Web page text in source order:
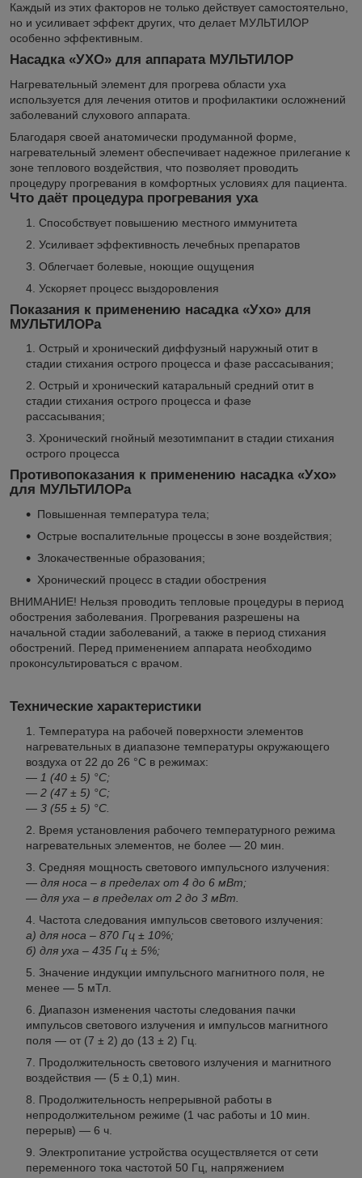
Каждый из этих факторов не только действует самостоятельно,
но и усиливает эффект других, что делает МУЛЬТИЛОР
особенно эффективным.
Насадка «УХО» для аппарата МУЛЬТИЛОР
Нагревательный элемент для прогрева области уха
используется для лечения отитов и профилактики осложнений
заболеваний слухового аппарата.
Благодаря своей анатомически продуманной форме,
нагревательный элемент обеспечивает надежное прилегание к
зоне теплового воздействия, что позволяет проводить
процедуру прогревания в комфортных условиях для пациента.
Что даёт процедура прогревания уха
Способствует повышению местного иммунитета
Усиливает эффективность лечебных препаратов
Облегчает болевые, ноющие ощущения
Ускоряет процесс выздоровления
Показания к применению насадка «Ухо» для
МУЛЬТИЛОРа
Острый и хронический диффузный наружный отит в
стадии стихания острого процесса и фазе рассасывания;
Острый и хронический катаральный средний отит в
стадии стихания острого процесса и фазе
рассасывания;
Хронический гнойный мезотимпанит в стадии стихания
острого процесса
Противопоказания к применению насадка «Ухо»
для МУЛЬТИЛОРа
Повышенная температура тела;
Острые воспалительные процессы в зоне воздействия;
Злокачественные образования;
Хронический процесс в стадии обострения
ВНИМАНИЕ! Нельзя проводить тепловые процедуры в период
обострения заболевания. Прогревания разрешены на
начальной стадии заболеваний, а также в период стихания
обострений. Перед применением аппарата необходимо
проконсультироваться с врачом.
Технические характеристики
Температура на рабочей поверхности элементов
нагревательных в диапазоне температуры окружающего
воздуха от 22 до 26 °С в режимах:
— 1 (40 ± 5) °С;
— 2 (47 ± 5) °С;
— 3 (55 ± 5) °С.
Время установления рабочего температурного режима
нагревательных элементов, не более — 20 мин.
Средняя мощность светового импульсного излучения:
— для носа – в пределах от 4 до 6 мВт;
— для уха – в пределах от 2 до 3 мВт.
Частота следования импульсов светового излучения:
а) для носа – 870 Гц ± 10%;
б) для уха – 435 Гц ± 5%;
Значение индукции импульсного магнитного поля, не
менее — 5 мТл.
Диапазон изменения частоты следования пачки
импульсов светового излучения и импульсов магнитного
поля — от (7 ± 2) до (13 ± 2) Гц.
Продолжительность светового излучения и магнитного
воздействия — (5 ± 0,1) мин.
Продолжительность непрерывной работы в
непродолжительном режиме (1 час работы и 10 мин.
перерыв) — 6 ч.
Электропитание устройства осуществляется от сети
переменного тока частотой 50 Гц, напряжением